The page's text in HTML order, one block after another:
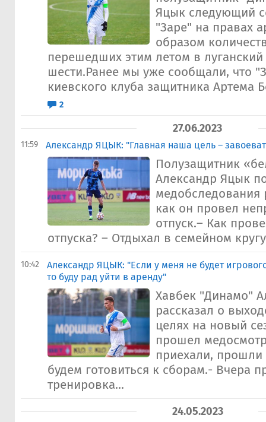
Яцык следующий
"Заре" на правах
образом
перешедших этим летом в луганский
шести.Ранее мы уже сообщали, что
киевского клуба защитника Артема
2
27.06.2023
11:59 Александр ЯЦЫК: "Главная наша цель –
Полузащитник
Александр Яцык
медобследования
как он провел
отпуск.– Как
отпуска? – Отдыхал в семейном
10:42
Александр ЯЦЫК: "Если у меня не будет
то буду рад уйти в аренду"
Хавбек "Динамо"
рассказал о
целях на новый
прошел
приехали, прошли
будем готовиться к сборам.- Вчера
тренировка...
24.05.2023